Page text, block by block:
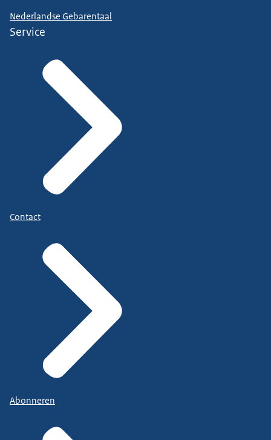
Nederlandse Gebarentaal
Service
Contact
Abonneren